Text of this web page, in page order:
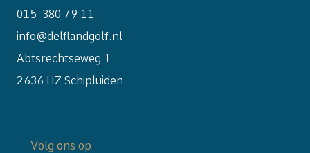
015 380 79 11
info@delflandgolf.nl
Abtsrechtseweg 1
2636 HZ Schipluiden
Volg ons op